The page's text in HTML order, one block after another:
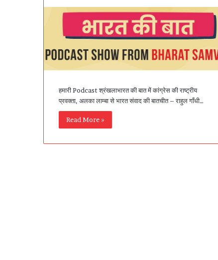
हमारी Podcast श्रंखलाभारत की बात में कांग्रेस की राष्ट्रीय
प्रवक्ता, अलका लाम्बा से भारत संवाद की बातचीत – राहुल गाँधी…
Read More »